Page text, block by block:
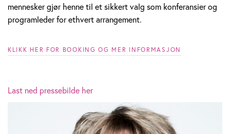
mennesker gjør henne til et sikkert valg som konferansier og
programleder for ethvert arrangement.
KLIKK HER FOR BOOKING OG MER INFORMASJON
Last ned pressebilde her